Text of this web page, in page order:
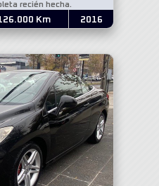
recién hecha.
Km 2016